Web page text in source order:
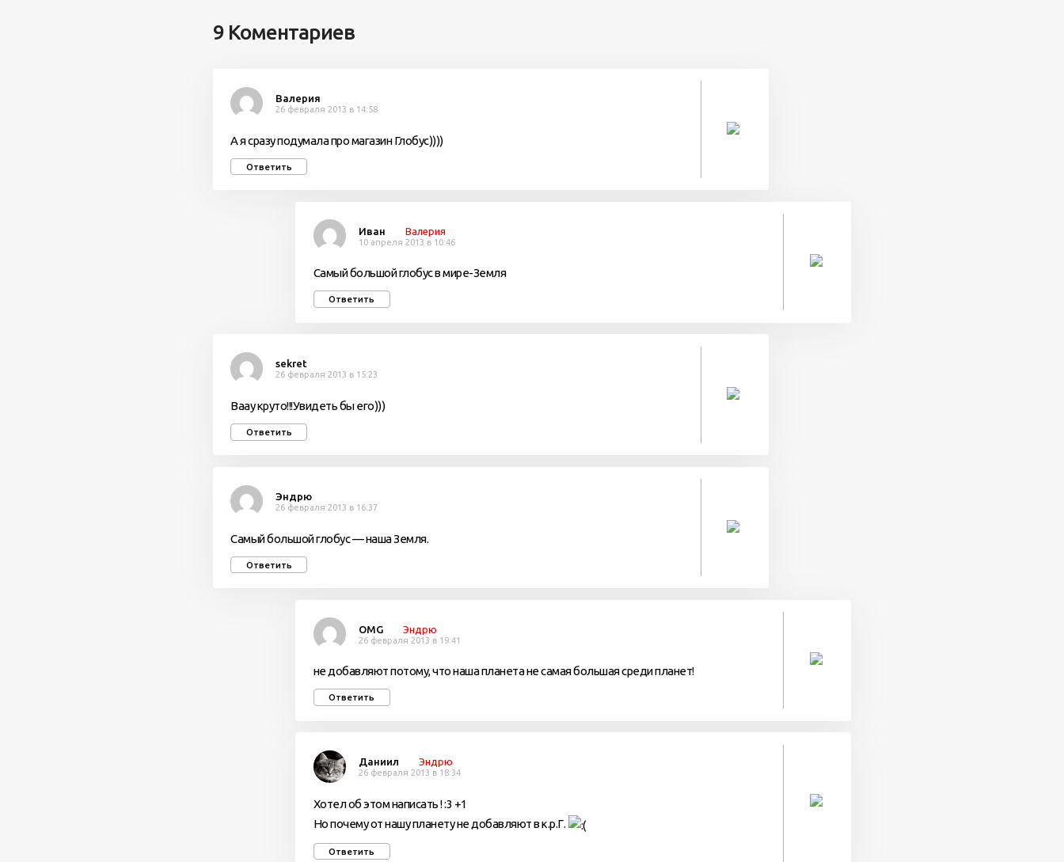
9 Коментариев
Валерия
26 февраля 2013 в 14:58
А я сразу подумала про магазин Глобус))))
Ответить
Иван Валерия
10 апреля 2013 в 10:46
Самый большой глобус в мире-Земля
Ответить
sekret
26 февраля 2013 в 15:23
Ваау круто!!!Увидеть бы его)))
Ответить
Эндрю
26 февраля 2013 в 16:37
Самый большой глобус — наша Земля.
Ответить
OMG Эндрю
26 февраля 2013 в 19:41
не добавляют потому, что наша планета не самая большая среди планет!
Ответить
Даниил Эндрю
26 февраля 2013 в 18:34
Хотел об этом написать ! :3 +1
Но почему от нашу планету не добавляют в к.р.Г.
Ответить